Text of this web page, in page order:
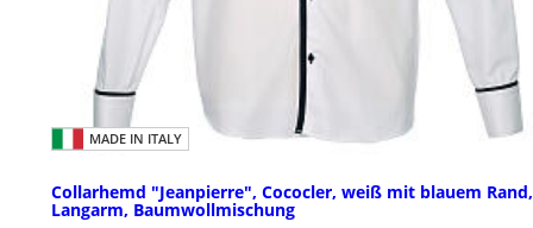
MADE IN ITALY
Collarhemd "Jeanpierre", Cococler, weiß mit blauem Rand,
Langarm, Baumwollmischung